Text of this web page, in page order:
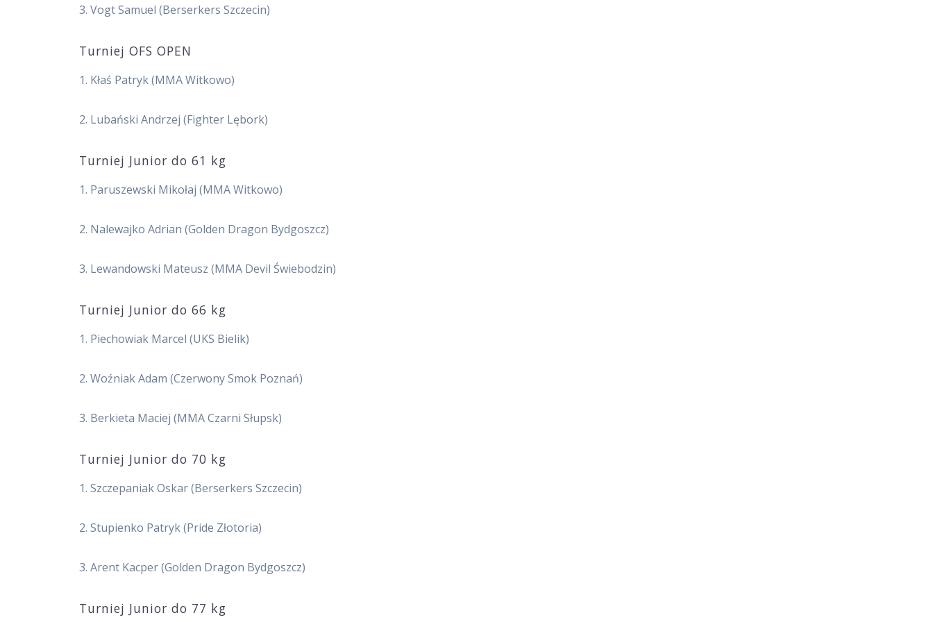
3. Vogt Samuel (Berserkers Szczecin)
Turniej OFS OPEN
1. Kłaś Patryk (MMA Witkowo)
2. Lubański Andrzej (Fighter Lębork)
Turniej Junior do 61 kg
1. Paruszewski Mikołaj (MMA Witkowo)
2. Nalewajko Adrian (Golden Dragon Bydgoszcz)
3. Lewandowski Mateusz (MMA Devil Świebodzin)
Turniej Junior do 66 kg
1. Piechowiak Marcel (UKS Bielik)
2. Woźniak Adam (Czerwony Smok Poznań)
3. Berkieta Maciej (MMA Czarni Słupsk)
Turniej Junior do 70 kg
1. Szczepaniak Oskar (Berserkers Szczecin)
2. Stupienko Patryk (Pride Złotoria)
3. Arent Kacper (Golden Dragon Bydgoszcz)
Turniej Junior do 77 kg